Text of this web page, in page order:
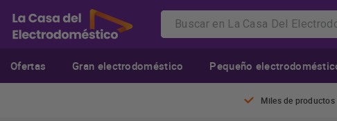
Ofertas Gran electrodoméstico Pequeño
Miles de